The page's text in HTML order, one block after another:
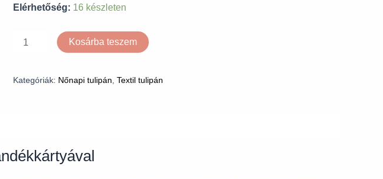
Elérhetőség: 16 készleten
Kosárba teszem
Kategóriák: Nőnapi tulipán Textil tulipán